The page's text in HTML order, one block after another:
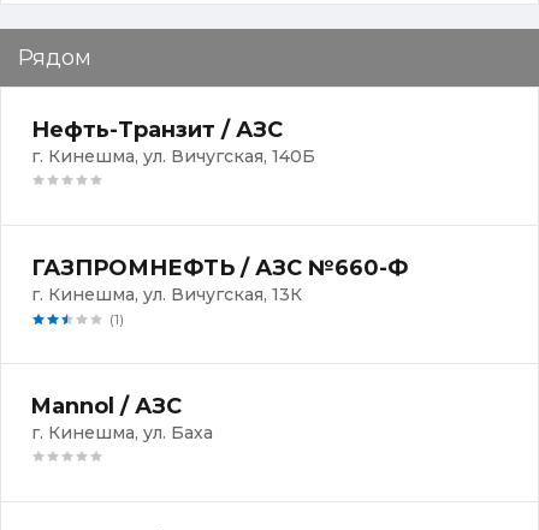
Рядом
Нефть-Транзит / АЗС
г. Кинешма, ул. Вичугская, 140Б
ГАЗПРОМНЕФТЬ / АЗС №660-Ф
г. Кинешма, ул. Вичугская, 13К
(1)
Mannol / АЗС
г. Кинешма, ул. Баха